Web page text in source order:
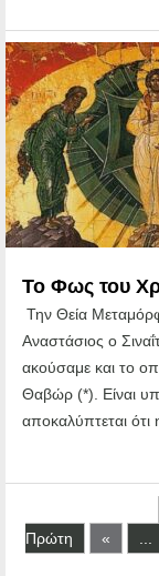
Το Φως του
Την Θεία
Αναστάσιος ο
ακούσαμε και το
Θαβώρ (*). Είναι
αποκαλύπτεται
Πρώτη
«